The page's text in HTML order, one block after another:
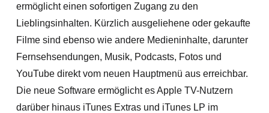
ermöglicht einen sofortigen Zugang zu den
Lieblingsinhalten. Kürzlich ausgeliehene oder gekaufte
Filme sind ebenso wie andere Medieninhalte, darunter
Fernsehsendungen, Musik, Podcasts, Fotos und
YouTube direkt vom neuen Hauptmenü aus erreichbar.
Die neue Software ermöglicht es Apple TV-Nutzern
darüber hinaus iTunes Extras und iTunes LP im